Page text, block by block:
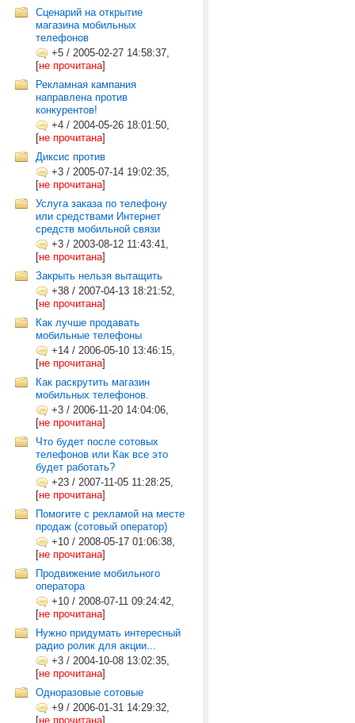
Сценарий на открытие
магазина мобильных
телефонов
+5 / 2005-02-27 14:58:37,
[не прочитана]
Рекламная кампания
направлена против
конкурентов!
+4 / 2004-05-26 18:01:50,
[не прочитана]
Диксис против
+3 / 2005-07-14 19:02:35,
[не прочитана]
Услуга заказа по телефону
или средствами Интернет
средств мобильной связи
+3 / 2003-08-12 11:43:41,
[не прочитана]
Закрыть нельзя вытащить
+38 / 2007-04-13 18:21:52,
[не прочитана]
Как лучше продавать
мобильные телефоны
+14 / 2006-05-10 13:46:15,
[не прочитана]
Как раскрутить магазин
мобильных телефонов.
+3 / 2006-11-20 14:04:06,
[не прочитана]
Что будет после сотовых
телефонов или Как все это
будет работать?
+23 / 2007-11-05 11:28:25,
[не прочитана]
Помогите с рекламой на месте
продаж (сотовый оператор)
+10 / 2008-05-17 01:06:38,
[не прочитана]
Продвижение мобильного
оператора
+10 / 2008-07-11 09:24:42,
[не прочитана]
Нужно придумать интересный
радио ролик для акции...
+3 / 2004-10-08 13:02:35,
[не прочитана]
Одноразовые сотовые
+9 / 2006-01-31 14:29:32,
[не прочитана]